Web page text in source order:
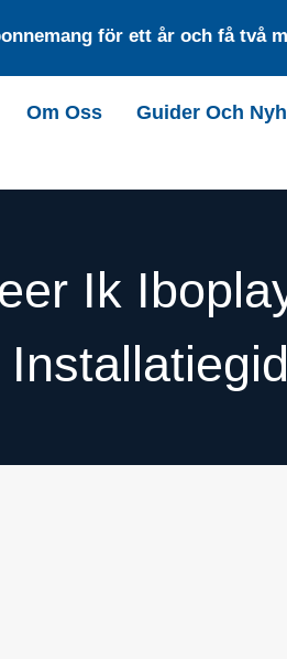
för ett år och få två
Om Oss Guider Och
Ik